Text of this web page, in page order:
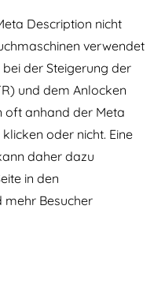
Description nicht
verwendet
der Steigerung der
und dem Anlocken
oft anhand der Meta
oder nicht. Eine
daher dazu
in den
mehr Besucher